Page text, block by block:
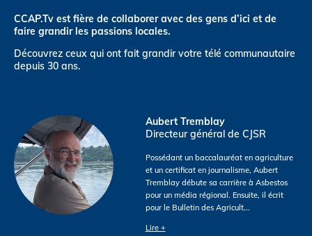
CCAP.Tv est fière de collaborer avec des gens d’ici et de
faire grandir les passions locales.
Découvrez ceux qui ont fait grandir votre télé communautaire
depuis 30 ans.
Aubert Tremblay
Directeur général de CJSR
Possédant un baccalauréat en agriculture
et un certificat en journalisme, Aubert
Tremblay débute sa carrière à Asbestos
pour un média régional. Ensuite, il écrit
pour le Bulletin des Agricult...
Lire +